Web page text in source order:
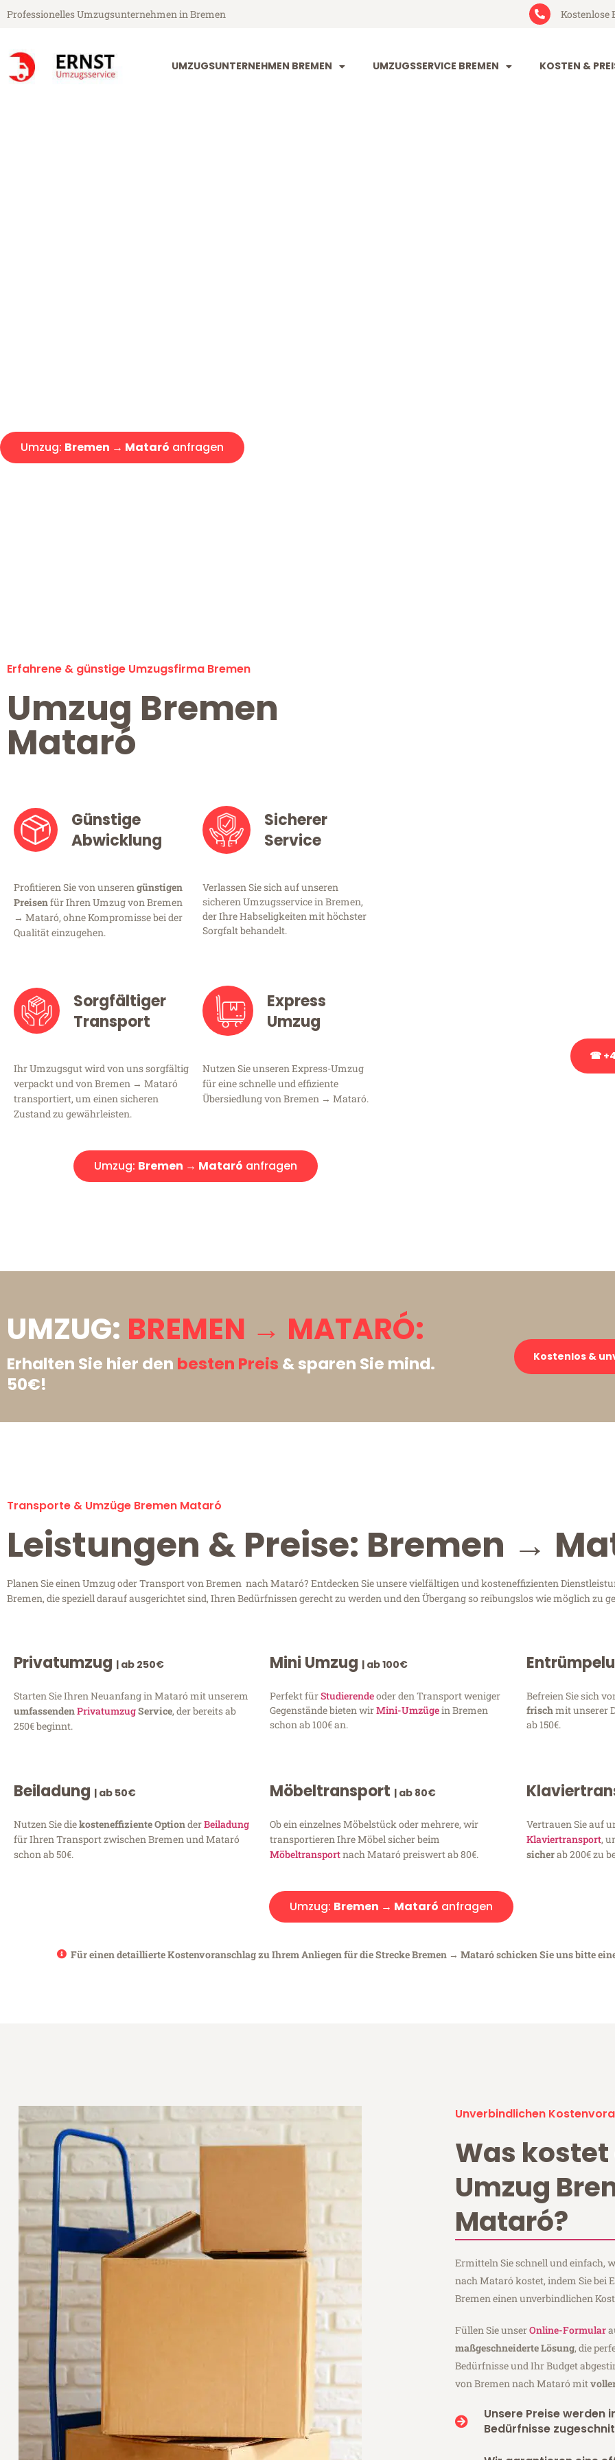
Professionelles Umzugsunternehmen in Bremen Kostenlose
UMZUGSUNTERNEHMEN BREMEN UMZUGSSERVICE BREMEN KOSTEN &
Umzug: Bremen → Mataró anfragen
Erfahrene & günstige Umzugsfirma Bremen
Umzug Bremen
Mataró
Günstige
Abwicklung
Profitieren Sie von unserengünstigen
Preisenfür Ihren Umzug von Bremen
→ Mataró, ohne Kompromisse bei der
Qualität einzugehen.
Sicherer
Service
Verlassen Sie sich auf unseren
sicheren Umzugsservice in Bremen,
der Ihre Habseligkeiten mit höchster
Sorgfalt behandelt.
Sorgfältiger
Transport
Ihr Umzugsgut wird von uns sorgfältig
verpackt und von Bremen → Mataró
transportiert, um einen sicheren
Zustand zu gewährleisten.
Express
Umzug
Nutzen Sie unseren Express-Umzug
für eine schnelle und effiziente
Übersiedlung von Bremen → Mataró.
Umzug: Bremen → Mataró anfragen
☎
UMZUG: BREMEN → MATARÓ:
Erhalten Sie hier den besten Preis & sparen Sie mind.
50€!
Kostenlos &
Transporte & Umzüge Bremen Mataró
Leistungen & Preise: Bremen →
Planen Sie einen Umzug oder Transport von Bremen nach Mataró? Entdecken Sie unsere vielfältigen und kosteneffizienten
Bremen, die speziell darauf ausgerichtet sind, Ihren Bedürfnissen gerecht zu werden und den Übergang so reibungslos wie möglich zu
Privatumzug | ab 250€
Starten Sie Ihren Neuanfang in Mataró mit unserem
umfassendenPrivatumzugService, der bereits ab
250€ beginnt.
Mini Umzug | ab 100€
Perfekt fürStudierendeoder den Transport weniger
Gegenstände bieten wirMini-Umzügein Bremen
schon ab 100€ an.
Befreien Sie sich
frischmit unserer
ab 150€.
Beiladung | ab 50€
Nutzen Sie diekosteneffiziente OptionderBeiladung
für Ihren Transport zwischen Bremen und Mataró
schon ab 50€.
Möbeltransport | ab 80€
Ob ein einzelnes Möbelstück oder mehrere, wir
transportieren Ihre Möbel sicher beim
Möbeltransportnach Mataró preiswert ab 80€.
Vertrauen Sie auf
Klaviertransport,
sicherab 200€ zu
Umzug: Bremen → Mataró anfragen
Für einen detaillierte Kostenvoranschlag zu Ihrem Anliegen für die Strecke Bremen → Mataró schicken Sie uns bitte
Unverbindlichen
Was kostet
Umzug
Mataró?
Ermitteln Sie schnell und einfach,
nach Mataró kostet, indem Sie bei
Bremen einen unverbindlichen
Füllen Sie unserOnline-Formular
maßgeschneiderte Lösung, die
Bedürfnisse und Ihr Budget
von Bremen nach Mataró mit
Unsere Preise werden
Bedürfnisse